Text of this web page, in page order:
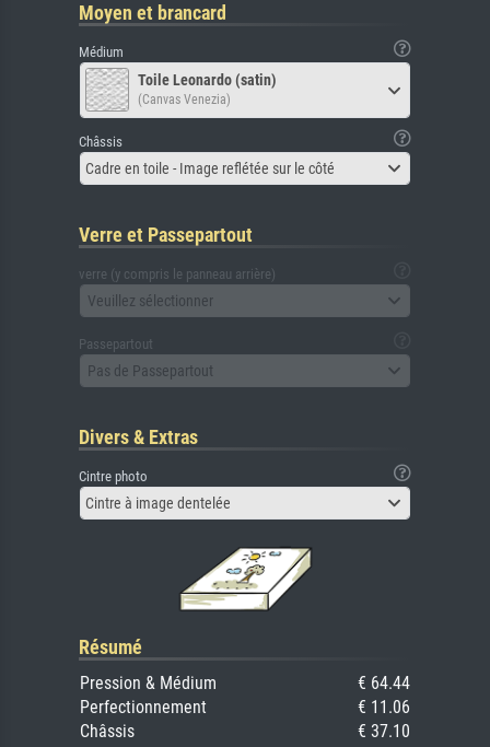
Moyen et brancard
Médium
Toile Leonardo (satin)
(Canvas Venezia)
Châssis
Cadre en toile - Image reflétée sur le côté
Verre et Passepartout
verre (y compris le panneau arrière)
Veuillez sélectionner
Passepartout
Pas de Passepartout
Divers & Extras
Cintre photo
Cintre à image dentelée
Résumé
Pression & Médium
€ 64.44
Perfectionnement
€ 11.06
Châssis
€ 37.10